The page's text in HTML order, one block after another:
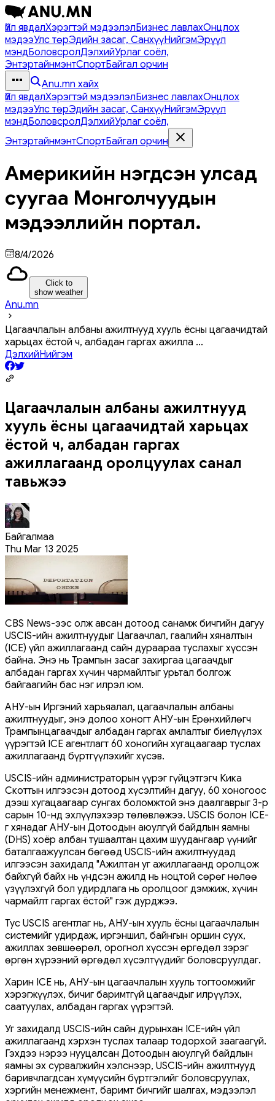
Үйл явдалХэрэгтэй мэдээлэлБизнес лавлахОнцлох
мэдээУлс төрЭдийн засаг, СанхүүНийгэмЭрүүл
мэндБоловсролДэлхийУрлаг соёл,
ЭнтэртайнмэнтСпортБайгал орчин
Anu.mn хайх
Үйл явдалХэрэгтэй мэдээлэлБизнес лавлахОнцлох
мэдээУлс төрЭдийн засаг, СанхүүНийгэмЭрүүл
мэндБоловсролДэлхийУрлаг соёл,
ЭнтэртайнмэнтСпортБайгал орчин
Америкийн нэгдсэн улсад
суугаа Монголчуудын
мэдээллийн портал.
8/4/2026
Click to
show weather
Anu.mn
Цагаачлалын албаны ажилтнууд хууль ёсны цагаачидтай
харьцах ёстой ч, албадан гаргах ажилла ...
ДэлхийНийгэм
Цагаачлалын албаны ажилтнууд
хууль ёсны цагаачидтай харьцах
ёстой ч, албадан гаргах
ажиллагаанд оролцуулах санал
тавьжээ
Байгалмаа
Thu Mar 13 2025
CBS News-ээс олж авсан дотоод санамж бичгийн дагуу
USCIS-ийн ажилтнуудыг Цагаачлал, гаалийн хяналтын
(ICE) үйл ажиллагаанд сайн дураараа туслахыг хүссэн
байна. Энэ нь Трампын засаг захиргаа цагаачдыг
албадан гаргах хүчин чармайлтыг урьтал болгож
байгаагийн бас нэг илрэл юм.
АНУ-ын Иргэний харьяалал, цагаачлалын албаны
ажилтнуудыг, энэ долоо хоногт АНУ-ын Ерөнхийлөгч
Трампынцагаачдыг албадан гаргах амлалтыг биелүүлэх
үүрэгтэй ICE агентлагт 60 хоногийн хугацаагаар туслах
ажиллагаанд бүртгүүлэхийг хүсэв.
USCIS-ийн администраторын үүрэг гүйцэтгэгч Кика
Скоттын илгээсэн дотоод хүсэлтийн дагуу, 60 хоногоос
дээш хугацаагаар сунгах боломжтой энэ даалгаврыг 3-р
сарын 10-нд эхлүүлэхээр төлөвлөжээ. USCIS болон ICE-
г хянадаг АНУ-ын Дотоодын аюулгүй байдлын яамны
(DHS) хоёр албан тушаалтан цахим шуудангаар үүнийг
баталгаажуулсан бөгөөд USCIS-ийн ажилтнуудад
илгээсэн захидалд "Ажилтан уг ажиллагаанд оролцож
байхгүй байх нь үндсэн ажилд нь ноцтой сөрөг нөлөө
үзүүлэхгүй бол удирдлага нь оролцоог дэмжиж, хүчин
чармайлт гаргах ёстой" гэж дурджээ.
Тус USCIS агентлаг нь, АНУ-ын хууль ёсны цагаачлалын
системийг удирдаж, иргэншил, байнгын оршин суух,
ажиллах зөвшөөрөл, орогнол хүссэн өргөдөл зэрэг
өргөн хүрээний өргөдөл хүсэлтүүдийг боловсруулдаг.
Харин ICE нь, АНУ-ын цагаачлалын хууль тогтоомжийг
хэрэгжүүлэх, бичиг баримтгүй цагаачдыг илрүүлэх,
саатуулах, албадан гаргах үүрэгтэй.
Уг захидалд USCIS-ийн сайн дурынхан ICE-ийн үйл
ажиллагаанд хэрхэн туслах талаар тодорхой заагаагүй.
Гэхдээ нэрээ нууцалсан Дотоодын аюулгүй байдлын
яамны эх сурвалжийн хэлснээр, USCIS-ийн ажилтнууд
баривчлагдсан хүмүүсийн бүртгэлийг боловсруулах,
хэргийн менежмент, баримт бичгийг шалгах, мэдээлэл